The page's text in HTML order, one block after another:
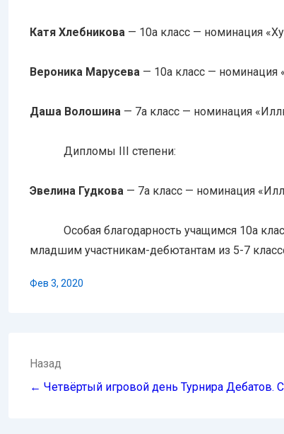
Катя Хлебникова — 10а класс — номинация
Вероника Марусева — 10а класс — номинация
Даша Волошина — 7а класс — номинация
Дипломы III степени:
Эвелина Гудкова — 7а класс — номинация
Особая благодарность учащимся 10а
младшим участникам-дебютантам из 5-7
Фев 3, 2020
Навигация
по
Назад
← Четвёртый игровой день Турнира Дебатов.